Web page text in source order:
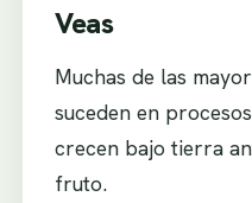
Veas
Muchas de las
suceden en
crecen bajo tierra
fruto.